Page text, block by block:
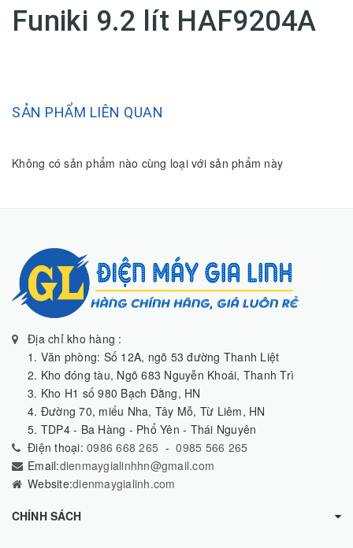
Funiki 9.2 lít HAF9204A
SẢN PHẨM LIÊN QUAN
Không có sản phẩm nào cùng loại với sản phẩm này
Địa chỉ kho hàng :
1. Văn phòng: Số 12A, ngõ 53 đường Thanh Liệt
2. Kho đóng tàu, Ngõ 683 Nguyễn Khoái, Thanh Trì
3. Kho H1 số 980 Bạch Đằng, HN
4. Đường 70, miếu Nha, Tây Mỗ, Từ Liêm, HN
5. TDP4 - Ba Hàng - Phổ Yên - Thái Nguyên
Điện thoại: 0986 668 265 -0985 566 265
Email:dienmaygialinhhn@gmail.com
Website:dienmaygialinh.com
CHÍNH SÁCH